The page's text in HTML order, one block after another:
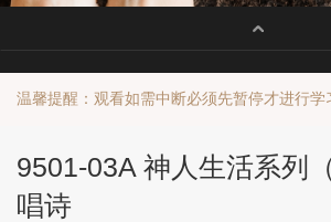
温馨提醒：观看如需中断必须先暂停才进行学
9501-03A 神人生活系列
唱诗